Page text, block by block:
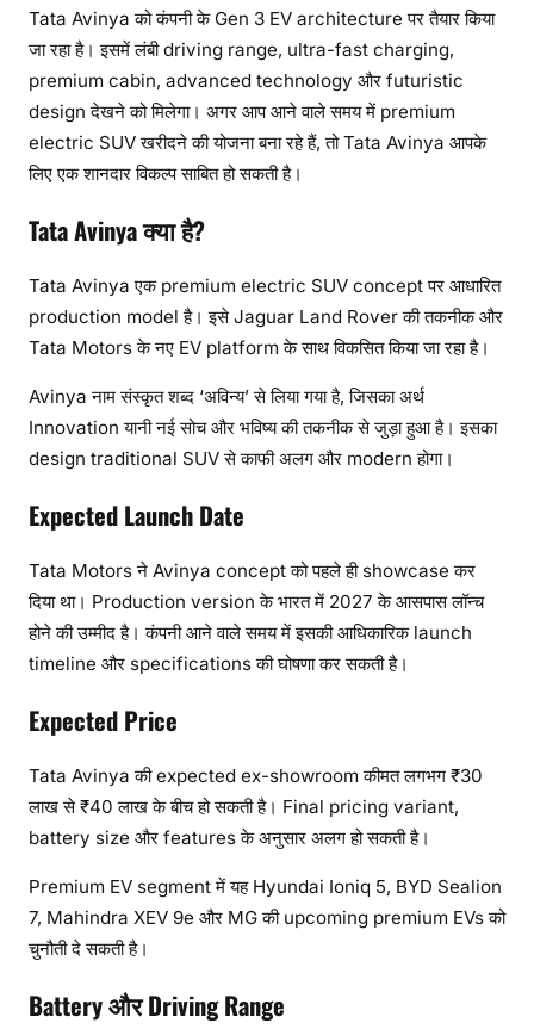
Tata Avinya को कंपनी के Gen 3 EV architecture पर तैयार किया
जा रहा है। इसमें लंबी driving range, ultra-fast charging,
premium cabin, advanced technology और futuristic
design देखने को मिलेगा। अगर आप आने वाले समय में premium
electric SUV खरीदने की योजना बना रहे हैं, तो Tata Avinya आपके
लिए एक शानदार विकल्प साबित हो सकती है।
Tata Avinya क्या है?
Tata Avinya एक premium electric SUV concept पर आधारित
production model है। इसे Jaguar Land Rover की तकनीक और
Tata Motors के नए EV platform के साथ विकसित किया जा रहा है।
Avinya नाम संस्कृत शब्द ‘अविन्य’ से लिया गया है, जिसका अर्थ
Innovation यानी नई सोच और भविष्य की तकनीक से जुड़ा हुआ है। इसका
design traditional SUV से काफी अलग और modern होगा।
Expected Launch Date
Tata Motors ने Avinya concept को पहले ही showcase कर
दिया था। Production version के भारत में 2027 के आसपास लॉन्च
होने की उम्मीद है। कंपनी आने वाले समय में इसकी आधिकारिक launch
timeline और specifications की घोषणा कर सकती है।
Expected Price
Tata Avinya की expected ex-showroom कीमत लगभग ₹30
लाख से ₹40 लाख के बीच हो सकती है। Final pricing variant,
battery size और features के अनुसार अलग हो सकती है।
Premium EV segment में यह Hyundai Ioniq 5, BYD Sealion
7, Mahindra XEV 9e और MG की upcoming premium EVs को
चुनौती दे सकती है।
Battery और Driving Range